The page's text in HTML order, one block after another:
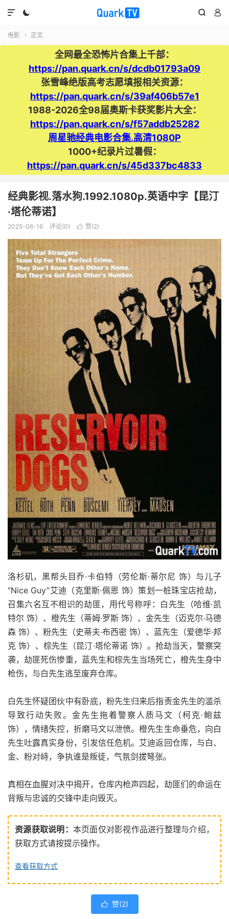
  

电影  正文
全网最全恐怖片合集上千部：
https://pan.quark.cn/s/dcdb01793a09
张雪峰绝版高考志愿填报相关资源：
https://pan.quark.cn/s/39af406b57e1
1988-2026全98届奥斯卡获奖影片大全：
https://pan.quark.cn/s/f57addb25282
周星驰经典电影合集.高清1080P
1000+纪录片过暑假：
https://pan.quark.cn/s/45d337bc4833
经典影视.落水狗.1992.1080p.英语中字【昆汀
·塔伦蒂诺】
2025-06-16 评论(0)  赞(2)
洛杉矶，黑帮头目乔·卡伯特（劳伦斯·蒂尔尼 饰）与儿子
“Nice Guy”艾迪（克里斯·佩恩 饰）策划一桩珠宝店抢劫，
召集六名互不相识的劫匪，用代号称呼：白先生（哈维·凯
特尔 饰）、橙先生（蒂姆·罗斯 饰）、金先生（迈克尔·马德
森 饰）、粉先生（史蒂夫·布西密 饰）、蓝先生（爱德华·邦
克 饰）、棕先生（昆汀·塔伦蒂诺 饰）。抢劫当天，警察突
袭，劫匪死伤惨重，蓝先生和棕先生当场死亡，橙先生身中
枪伤，与白先生逃至废弃仓库。
白先生怀疑团伙中有卧底，粉先生归来后指责金先生的滥杀
导致行动失败。金先生拖着警察人质马文（柯克·鲍兹
饰），情绪失控，折磨马文以泄愤。橙先生生命垂危，向白
先生吐露真实身份，引发信任危机。艾迪返回仓库，与白、
金、粉对峙，争执谁是叛徒，气氛剑拔弩张。
真相在血腥对决中揭开，仓库内枪声四起，劫匪们的命运在
背叛与忠诚的交锋中走向毁灭。
资源获取说明： 本页面仅对影视作品进行整理与介绍，
获取方式请按提示操作。
查看获取方式
 赞(2)